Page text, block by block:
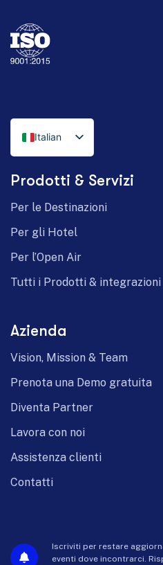
Italian
English
German
Prodotti & Servizi
Per le Destinazioni
Per gli Hotel
Per l’Open Air
Tutti i Prodotti & integrazioni
Azienda
Vision, Mission & Team
Prenota una Demo gratuita
Diventa Partner
Lavora con noi
Assistenza clienti
Contatti
Iscriviti per restare
eventi dove incontrarci.